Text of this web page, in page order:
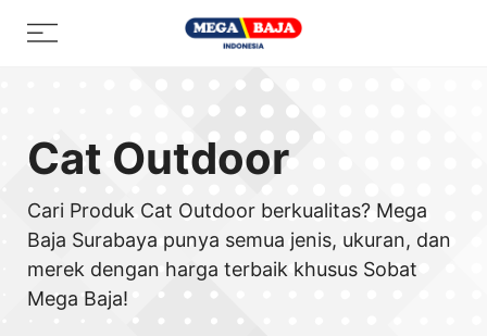
Menu
Cat Outdoor
Cari Produk Cat Outdoor berkualitas? Mega
Baja Surabaya punya semua jenis, ukuran, dan
merek dengan harga terbaik khusus Sobat
Mega Baja!